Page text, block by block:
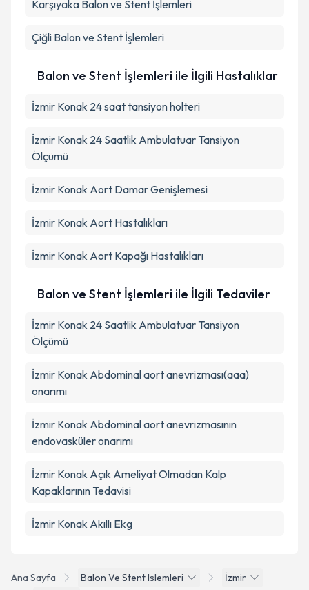
Ana Sayfa Balon Ve Stent Islemleri
İzmir
Karşıyaka Balon ve Stent İşlemleri
Çiğli Balon ve Stent İşlemleri
Balon ve Stent İşlemleri ile İlgili Hastalıklar
İzmir Konak 24 saat tansiyon holteri
İzmir Konak 24 Saatlik Ambulatuar Tansiyon
Ölçümü
İzmir Konak Aort Damar Genişlemesi
İzmir Konak Aort Hastalıkları
İzmir Konak Aort Kapağı Hastalıkları
Balon ve Stent İşlemleri ile İlgili Tedaviler
İzmir Konak 24 Saatlik Ambulatuar Tansiyon
Ölçümü
İzmir Konak Abdominal aort anevrizması(aaa)
onarımı
İzmir Konak Abdominal aort anevrizmasının
endovasküler onarımı
İzmir Konak Açık Ameliyat Olmadan Kalp
Kapaklarının Tedavisi
İzmir Konak Akıllı Ekg